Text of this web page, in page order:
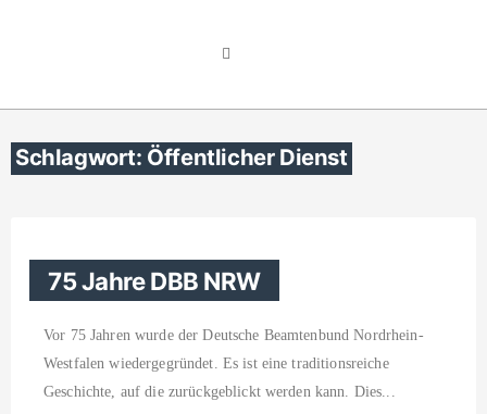
Schlagwort: Öffentlicher Dienst
75 Jahre DBB NRW
Vor 75 Jahren wurde der Deutsche Beamtenbund Nordrhein-
Westfalen wiedergegründet. Es ist eine traditionsreiche
Geschichte, auf die zurückgeblickt werden kann. Dies